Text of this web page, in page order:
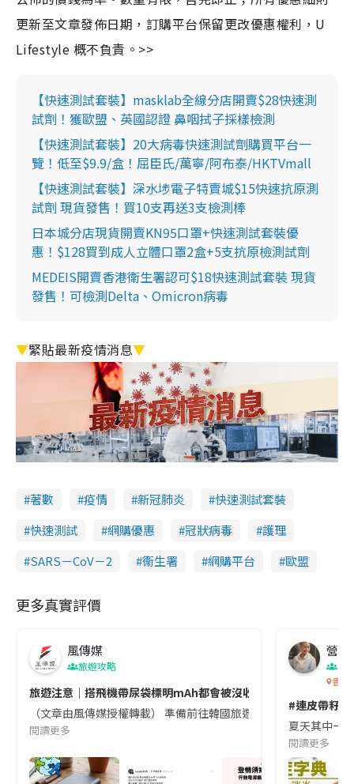
更新至文章發佈日期，訂購平台保留更改優惠權利，U
Lifestyle 概不負責。>>
【快速測試套裝】masklab全線分店開賣$28快速測
試劑！獲歐盟、英國認證 鼻咽拭子採樣檢測
【快速測試套裝】20大病毒快速測試劑購買平台一
覽！低至$9.9/盒！屈臣氏/萬寧/阿布泰/HKTVmall
【快速測試套裝】深水埗電子特賣城$15快速抗原測
試劑 現貨發售！買10支再送3支檢測棒
日本城分店現貨開賣KN95口罩+快速測試套裝優
惠！$128買到成人立體口罩2盒+5支抗原檢測試劑
MEDEIS開賣香港衛生署認可$18快速測試套裝 現貨
發售！可檢測Delta、Omicron病毒
▼緊貼最新疫情消息▼
著數 疫情 新冠肺炎
快速測試套裝
快速測試
網購優惠 冠狀病毒
護理
SARS－CoV－2
衞生署 網購平台 歐盟
更多真實評價
風傳媒
旅遊攻略
旅遊注意｜搭飛機帶尿袋標明mAh都會被沒收😱出發前切記檢查
（文章由風傳媒授權轉載） 準備前往韓國旅遊的民眾，近期要
閱讀更多
營養
香港
#連皮帶籽
夏天其中一
閱讀更多